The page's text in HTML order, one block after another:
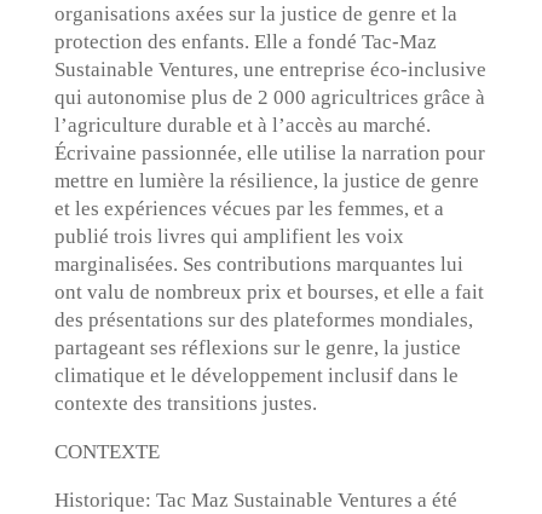
organisations axées sur la justice de genre et la
protection des enfants. Elle a fondé Tac-Maz
Sustainable Ventures, une entreprise éco-inclusive
qui autonomise plus de 2 000 agricultrices grâce à
l’agriculture durable et à l’accès au marché.
Écrivaine passionnée, elle utilise la narration pour
mettre en lumière la résilience, la justice de genre
et les expériences vécues par les femmes, et a
publié trois livres qui amplifient les voix
marginalisées. Ses contributions marquantes lui
ont valu de nombreux prix et bourses, et elle a fait
des présentations sur des plateformes mondiales,
partageant ses réflexions sur le genre, la justice
climatique et le développement inclusif dans le
contexte des transitions justes.
CONTEXTE
Historique: Tac Maz Sustainable Ventures a été